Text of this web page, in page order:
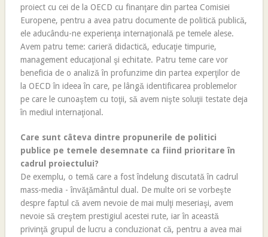
proiect cu cei de la OECD cu finanţare din partea Comisiei
Europene, pentru a avea patru documente de politică publică,
ele aducându-ne experienţa internaţională pe temele alese.
Avem patru teme: carieră didactică, educaţie timpurie,
management educaţional şi echitate. Patru teme care vor
beneficia de o analiză în profunzime din partea experţilor de
la OECD în ideea în care, pe lângă identificarea problemelor
pe care le cunoaştem cu toţii, să avem nişte soluţii testate deja
în mediul internaţional.
Care sunt câteva dintre propunerile de politici
publice pe temele desemnate ca fiind prioritare în
cadrul proiectului?
De exemplu, o temă care a fost îndelung discutată în cadrul
mass-media - învăţământul dual. De multe ori se vorbeşte
despre faptul că avem nevoie de mai mulţi meseriaşi, avem
nevoie să creştem prestigiul acestei rute, iar în această
privinţă grupul de lucru a concluzionat că, pentru a avea mai